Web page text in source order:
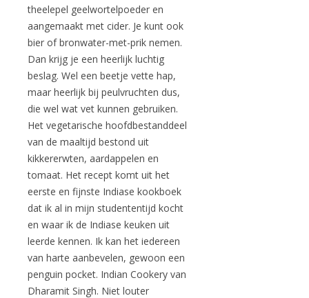
theelepel geelwortelpoeder en
aangemaakt met cider. Je kunt ook
bier of bronwater-met-prik nemen.
Dan krijg je een heerlijk luchtig
beslag. Wel een beetje vette hap,
maar heerlijk bij peulvruchten dus,
die wel wat vet kunnen gebruiken.
Het vegetarische hoofdbestanddeel
van de maaltijd bestond uit
kikkererwten, aardappelen en
tomaat. Het recept komt uit het
eerste en fijnste Indiase kookboek
dat ik al in mijn studententijd kocht
en waar ik de Indiase keuken uit
leerde kennen. Ik kan het iedereen
van harte aanbevelen, gewoon een
penguin pocket. Indian Cookery van
Dharamit Singh. Niet louter